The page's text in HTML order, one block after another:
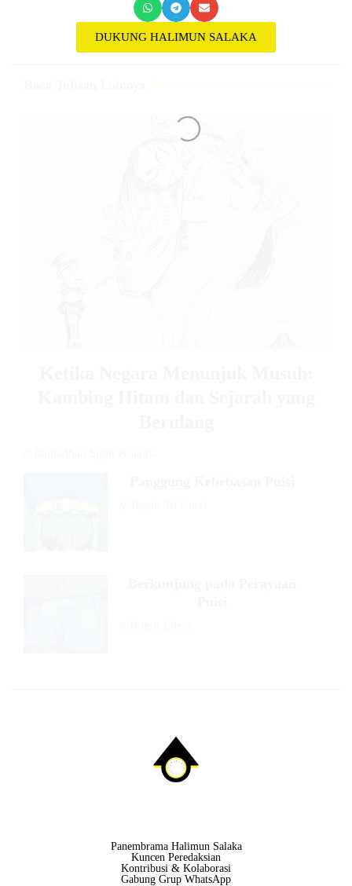
DUKUNG HALIMUN SALAKA
Panembrama Halimun Salaka
Kuncen Peredaksian
Kontribusi & Kolaborasi
Gabung Grup WhatsApp